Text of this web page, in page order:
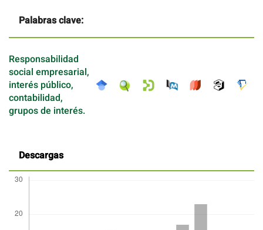
Palabras clave:
Responsabilidad
social empresarial,
interés público,
contabilidad,
grupos de interés.
Descargas